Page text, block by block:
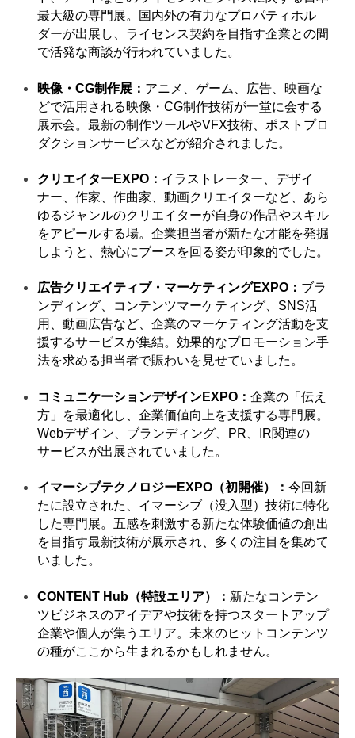
最大級の専門展。国内外の有力なプロパティホル
ダーが出展し、ライセンス契約を目指す企業との間
で活発な商談が行われていました。
映像・CG制作展： アニメ、ゲーム、広告、映画な
どで活用される映像・CG制作技術が一堂に会する
展示会。最新の制作ツールやVFX技術、ポストプロ
ダクションサービスなどが紹介されました。
クリエイターEXPO： イラストレーター、デザイ
ナー、作家、作曲家、動画クリエイターなど、あら
ゆるジャンルのクリエイターが自身の作品やスキル
をアピールする場。企業担当者が新たな才能を発掘
しようと、熱心にブースを回る姿が印象的でした。
広告クリエイティブ・マーケティングEXPO： ブラ
ンディング、コンテンツマーケティング、SNS活
用、動画広告など、企業のマーケティング活動を支
援するサービスが集結。効果的なプロモーション手
法を求める担当者で賑わいを見せていました。
コミュニケーションデザインEXPO：企業の「伝え
方」を最適化し、企業価値向上を支援する専門展。
Webデザイン、ブランディング、PR、IR関連の
サービスが出展されていました。
イマーシブテクノロジーEXPO（初開催）：今回新
たに設立された、イマーシブ（没入型）技術に特化
した専門展。五感を刺激する新たな体験価値の創出
を目指す最新技術が展示され、多くの注目を集めて
いました。
CONTENT Hub（特設エリア）： 新たなコンテン
ツビジネスのアイデアや技術を持つスタートアップ
企業や個人が集うエリア。未来のヒットコンテンツ
の種がここから生まれるかもしれません。